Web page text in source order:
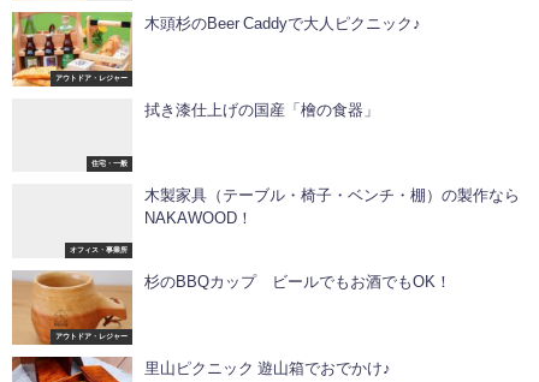
アウトドア・レジャー
木頭杉のBeer Caddyで大人ピクニック♪
住宅・一般
拭き漆仕上げの国産「檜の食器」
オフィス・事業所
木製家具（テーブル・椅子・ベンチ・棚）の製作なら
NAKAWOOD！
アウトドア・レジャー
杉のBBQカップ ビールでもお酒でもOK！
里山ピクニック 遊山箱でおでかけ♪